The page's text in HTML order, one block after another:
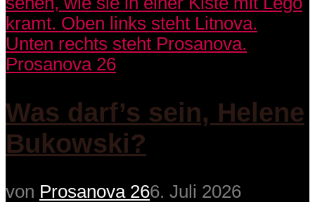
Prosanova 26
Was darf’s sein, Helene
Bukowski?
von Prosanova 266. Juli 2026